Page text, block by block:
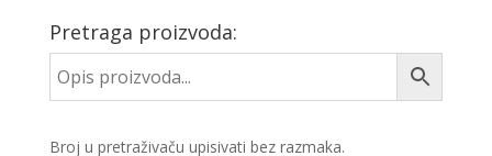
Pretraga proizvoda:
Broj u pretraživaču upisivati bez razmaka.